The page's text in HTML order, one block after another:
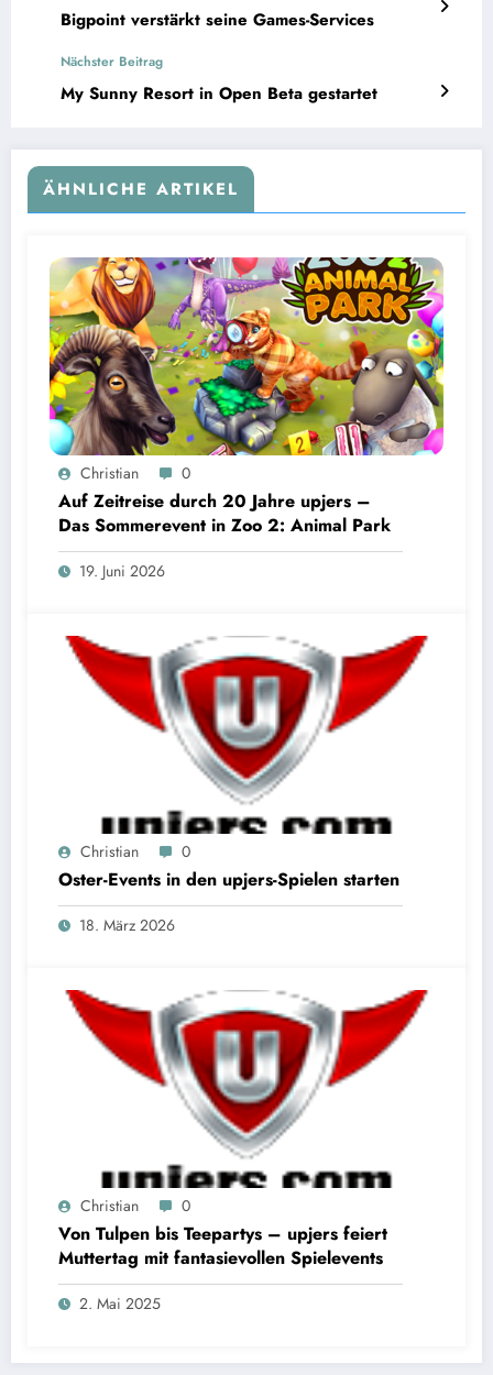
Bigpoint verstärkt seine Games-Services
Nächster Beitrag
My Sunny Resort in Open Beta gestartet
ÄHNLICHE ARTIKEL
Christian 0
Auf Zeitreise durch 20 Jahre upjers –
Das Sommerevent in Zoo 2: Animal Park
19. Juni 2026
Christian 0
Oster-Events in den upjers-Spielen starten
18. März 2026
Christian 0
Von Tulpen bis Teepartys – upjers feiert
Muttertag mit fantasievollen Spielevents
2. Mai 2025